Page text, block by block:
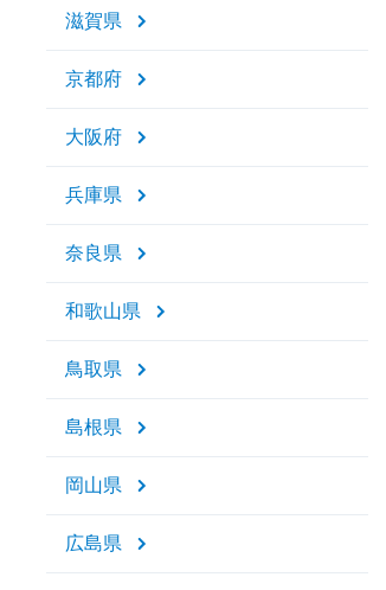
滋賀県
京都府
大阪府
兵庫県
奈良県
和歌山県
鳥取県
島根県
岡山県
広島県